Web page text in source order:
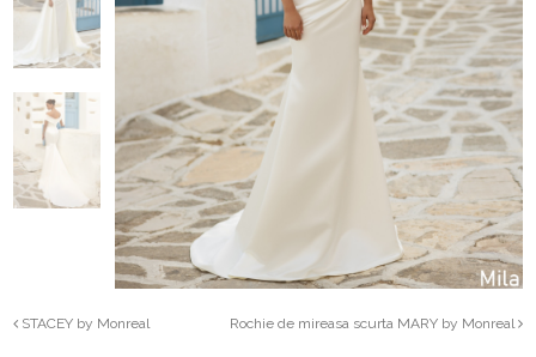
STACEY by Monreal Rochie de mireasa scurta MARY by Monreal